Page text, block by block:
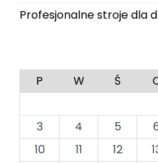
Profesjonalne stroje dla
P W Ś
3
4 5
10
11 12